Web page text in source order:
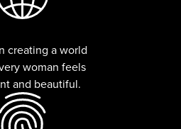
creating a world
woman feels
and beautiful.